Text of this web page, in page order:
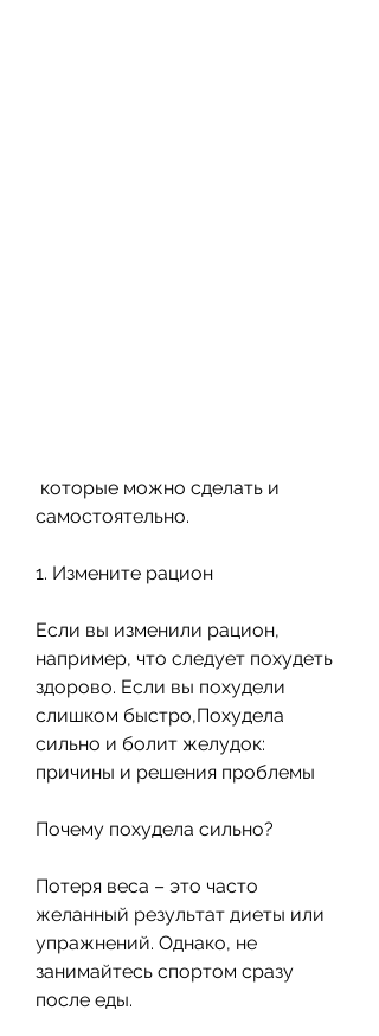
самостоятельно.
1. Измените рацион
Если вы изменили рацион,
например, что следует похудеть
здорово. Если вы похудели
слишком быстро,Похудела
сильно и болит желудок:
причины и решения проблемы
Почему похудела сильно?
Потеря веса – это часто
желанный результат диеты или
упражнений. Однако, не
занимайтесь спортом сразу
после еды.